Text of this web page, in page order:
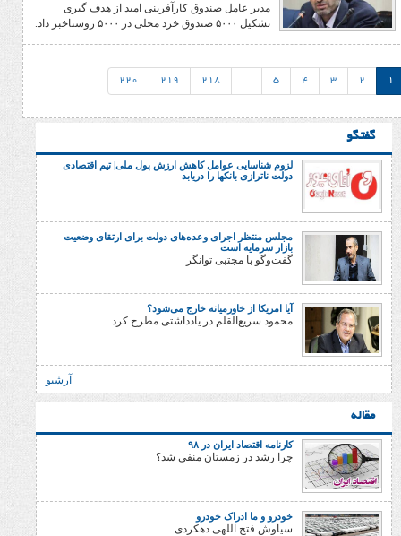
مدیر عامل صندوق کارآفرینی امید از هدف گیری
تشکیل ۵۰۰۰ صندوق خرد محلی در ۵۰۰۰ روستاخبر داد.
4
5
...
218
219
220
لزوم شناسایی عوامل کاهش ارزش پول ملی| تیم اقتصادی
دولت ناترازی بانکها را دریابد
مجلس منتظر اجرای وعده‌های دولت برای ارتقای وضعیت
بازار سرمایه است
گفت‌وگو با مجتبی توانگر
آیا امریکا از خاورمیانه خارج می‌شود؟
محمود سریع‌القلم در یادداشتی مطرح کرد
کارنامه اقتصاد ایران در ۹۸
چرا رشد در زمستان منفی شد؟
خودرو و ما ادراک خودرو
سیاوش فتح اللهی دهکردی